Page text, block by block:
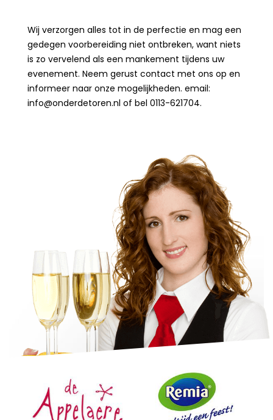
Wij verzorgen alles tot in de perfectie en mag een
gedegen voorbereiding niet ontbreken, want niets
is zo vervelend als een mankement tijdens uw
evenement. Neem gerust contact met ons op en
informeer naar onze mogelijkheden. email:
info@onderdetoren.nl of bel 0113-621704.